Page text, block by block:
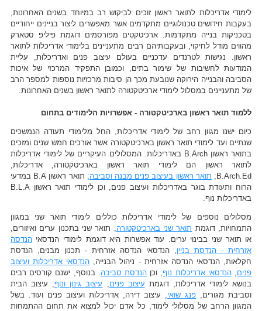
לימודי אדריכלות לתואר ראשון זוכים לביקוש רב במיוחד בשנים האחרונות,
בעקבות חידושים טכנולוגיים מתקדמים אשר מאפשרים ליצור בניינים ייחודיים
בטכניקות בנייה מתקדמות. ארכיטקטים מפורסמים דוגמת פיליפ סטארק
מהווים מודל לחיקוי, ובעקבותיהם רבים מתעניינים בלימודי אדריכלות לתואר
ראשון. נגישות לטרנדים עדכניים בעולם עיצוב פנים ואדריכלות, עליית
המודעות לחשיבות של שימור בתים, וכמובן התפקיד המרכזי של איכות
הסביבה והבנייה הירוקה שנובעת מכך הן סיבות מרכזיות נוספות למספר הרב
של מתעניינים במסלול לימודי ארכיטקטורה לתואר ראשון בשנים האחרונות.
ללמוד תואר ראשון בארכיטקטורה - אפשרויות הלימודים בתחום
כיום ישנו מגוון רחב של לימודי אדריכלות, החל מלימודי תעודה הנמשכים
שנתיים ועד לימודי תואר ראשון בארכיטקטורה אשר אורכים חמש שנים ומזכים
בתואר ראשון B.Arch באדריכלות. המסלולים העיקריים של לימודי אדריכלות
לתואר ראשון הם לימודי תואר ראשון בארכיטקטורה, אדריכלות,
B.Arch.Ed;
תואר ראשון בעיצוב פנים מבנה וסביבה
; תואר ראשון B.A במדעי
הרוח ותעודת בוגר באדריכלות ועיצוב פנים, וכן לימודי תואר ראשון B.L.A
באדריכלות נוף.
מסלולים נוספים של לימודי אדריכלות כוללים לימודי תואר שני במגוון
התמחויות, דוגמת תואר שני בארכיטקטורה , תואר שני בתכנון ערים ואיזורים,
או תואר שני בבינוי ערים. עוד אפשרות היא דוגמת לימודי הנדסאיהנדסה
אזרחית - הנדסת בניין , הנדסאי הנדסה אזרחית - תכנון מבנים, הנדסת
חקלאות, הנדסאי הנדסה אזרחית - ניהול הבנייה, הנדסאי אדריכלות ועיצוב
פנים ,הנדסאי אדריכלות נוף, וכן הנדסת סביבה . בנוסף, ישנם קורסים רבים
בנושא לימודי אדריכלות, דוגמת עיצוב פנים עיצוב גינון ונוף, עיצוב הבית
וסביבת מגורים, פנג שואי , עיצוב דירה, אדריכלות ועיצוב פנים ועוד. בשל
המגוון הרחב של מסלולי לימוד, כל אדם יכול למצוא את תחום ההתמחות